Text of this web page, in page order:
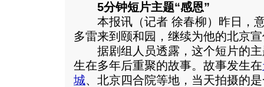
5分钟短片主题“感恩”
本报讯（记者 徐春柳）昨日，意
多雷来到颐和园，继续为他的北京
据剧组人员透露，这个短片的主
生在多年后重聚的故事。故事发生在
城、北京四合院等地，当天拍摄的